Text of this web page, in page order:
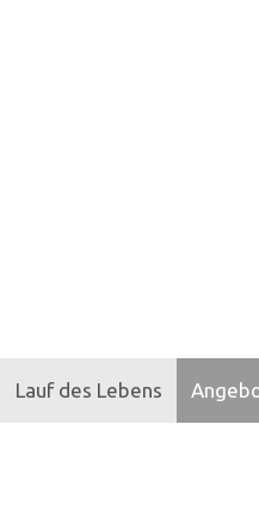
Lauf des Lebens